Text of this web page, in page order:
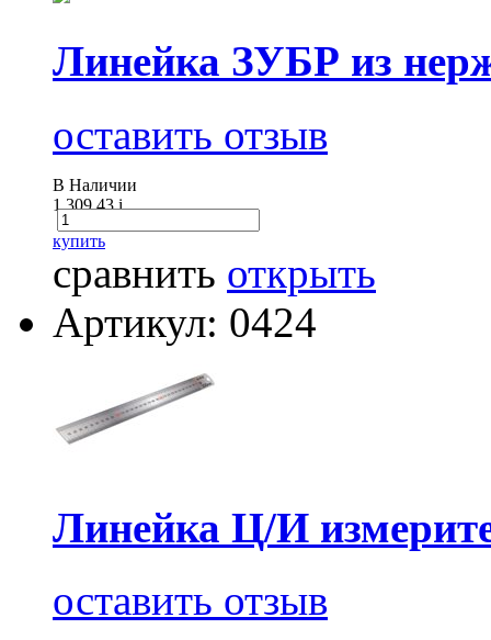
Линейка ЗУБР из
оставить отзыв
В Наличии
1 309.43i
купить
сравнить открыть
Артикул: 0424
Линейка Ц/И
оставить отзыв